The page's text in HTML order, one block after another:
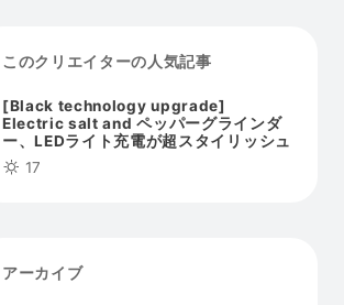
このクリエイターの人気記事
[Black technology upgrade]
Electric salt and ペッパーグラインダ
ー、LEDライト充電が超スタイリッシュ
17
アーカイブ